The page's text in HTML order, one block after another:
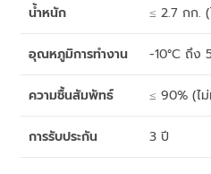
น้ำหนัก ≤ 2.7 กก.
อุณหภูมิการทำงาน -10°C ถึง
ความชื้นสัมพัทธ์ ≤ 90% (ไ
การรับประกัน 3 ปี